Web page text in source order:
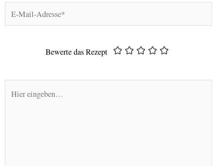
Mail-
Bewerte das Rezept
eingeben…